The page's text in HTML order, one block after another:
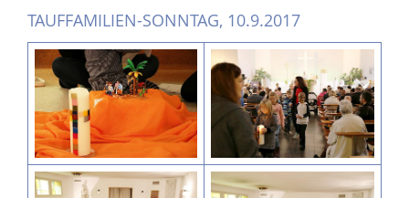
TAUFFAMILIEN-SONNTAG, 10.9.2017